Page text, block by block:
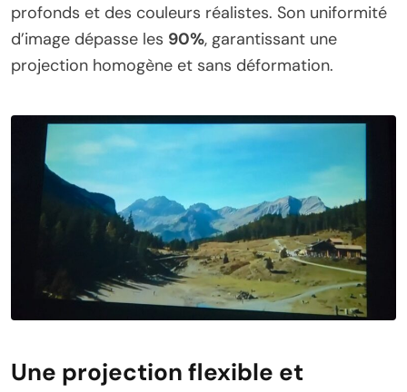
profonds et des couleurs réalistes. Son uniformité
d’image dépasse les 90%, garantissant une
projection homogène et sans déformation.
Une projection flexible et